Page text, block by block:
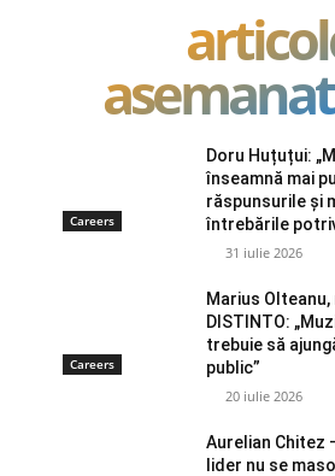
Careers
Doru Huțuțui:
înseamnă mai
răspunsurile și
întrebările
31 iulie 2026
Careers
Marius
DISTINTO:
trebuie să
public”
20 iulie 2026
Aurelian Chitez
lider nu se